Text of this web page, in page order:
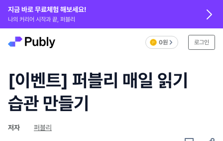
지금 바로 무료체험 해보세요!
나의 커리어 시작과 끝, 퍼블리
0원 로그인
[이벤트] 퍼블리 매일 읽기
습관 만들기
저자 퍼블리